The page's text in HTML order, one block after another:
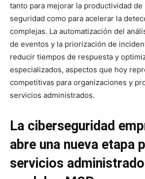
tanto para mejorar la productividad
seguridad como para acelerar la
complejas. La automatización del
de eventos y la priorización de
reducir tiempos de respuesta y
especializados, aspectos que hoy
competitivas para organizaciones y
servicios administrados.
La ciberseguridad
abre una nueva etapa
servicios